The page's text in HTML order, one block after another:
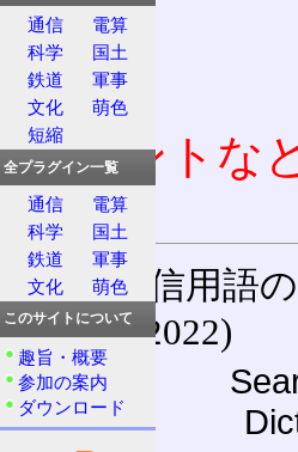
コメントな
通信用語
(27-May-2022)
通信
電算
科学
国土
鉄道
軍事
文化
萌色
短縮
全プラグイン一覧
通信
電算
科学
国土
鉄道
軍事
文化
萌色
このサイトについて
趣旨・概要
参加の案内
ダウンロード